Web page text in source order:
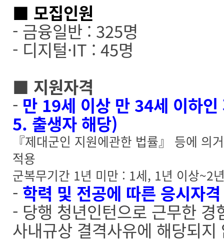
■ 모집인원
- 금융일반 : 325명
- 디지털·IT : 45명
■ 지원자격
- 만 19세 이상 만 34세 이하
5. 출생자 해당)
『제대군인 지원에관한 법률』 등에 의
적용
군복무기간 1년 미만 : 1세, 1년 이상~2
- 학력 및 전공에 따른 응시자
- 당행 청년인턴으로 근무한
사내규상 결격사유에 해당되지